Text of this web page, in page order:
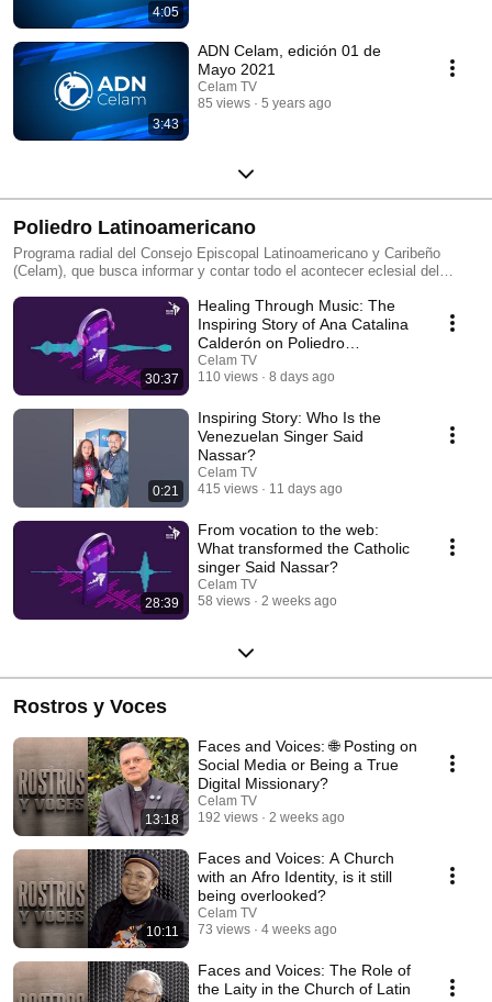
4:05
3:43
ADN Celam, edición 01 de
Mayo 2021
Celam TV
85 views
5 years ago
Poliedro Latinoamericano
Programa radial del Consejo Episcopal Latinoamericano y Caribeño
(Celam), que busca informar y contar todo el acontecer eclesial del
con Radio María Argentina, llegamos a 14 emisoras de de esta red en
América Latina y el Caribe. Poliedro Latinoamericano, porque todo está
conectado. Suscríbete a nuestro canal para activar todas las
notificaciones.
30:37
Healing Through Music: The
Inspiring Story of Ana Catalina
Calderón on Poliedro
Latinoamericano
Celam TV
110 views
8 days ago
0:21
Inspiring Story: Who Is the
Venezuelan Singer Said
Nassar?
Celam TV
415 views
11 days ago
28:39
From vocation to the web:
What transformed the Catholic
singer Said Nassar?
Celam TV
58 views
2 weeks ago
Rostros y Voces
13:18
Faces and Voices: 🌐 Posting on
Social Media or Being a True
Digital Missionary?
Celam TV
192 views
2 weeks ago
10:11
Faces and Voices: A Church
with an Afro Identity, is it still
being overlooked?
Celam TV
73 views
4 weeks ago
Faces and Voices: The Role of
the Laity in the Church of Latin